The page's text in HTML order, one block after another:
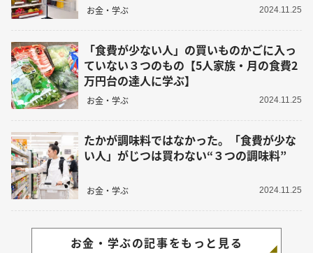
お金・学ぶ 2024.11.25
「食費が少ない人」の買いものかごに入っ
ていない３つのもの【5人家族・月の食費2
万円台の達人に学ぶ】
お金・学ぶ 2024.11.25
たかが調味料ではなかった。「食費が少な
い人」がじつは買わない“３つの調味料”
お金・学ぶ 2024.11.25
お金・学ぶの記事をもっと見る